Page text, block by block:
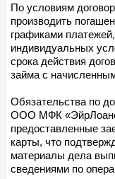
По условиям
производить
графиками
индивидуальных
срока действия
займа с
Обязательства по
ООО МФК
предоставленные
карты, что
материалы дела
сведениями по